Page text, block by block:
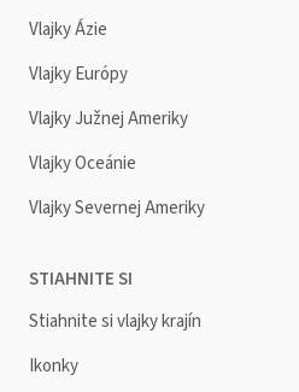
Vlajky Ázie
Vlajky Európy
Vlajky Južnej Ameriky
Vlajky Oceánie
Vlajky Severnej Ameriky
STIAHNITE SI
Stiahnite si vlajky krajín
Ikonky